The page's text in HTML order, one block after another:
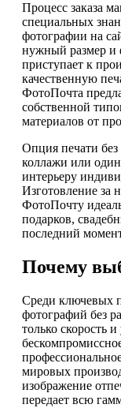
Процесс заказа
специальных
фотографии на
нужный размер и
приступает к
качественную
ФотоПочта
собственной
материалов от
Опция печати без
коллажи или
интерьеру
Изготовление за
ФотоПочту
подарков,
последний
Почему
Среди ключевых
фотографий без
только скорость
мировых
изображение
передает всю